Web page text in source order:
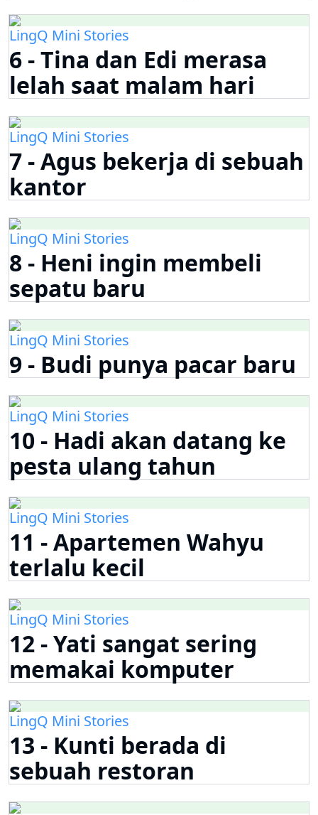
LingQ Mini Stories
6 - Tina dan Edi merasa
lelah saat malam hari
LingQ Mini Stories
7 - Agus bekerja di sebuah
kantor
LingQ Mini Stories
8 - Heni ingin membeli
sepatu baru
LingQ Mini Stories
9 - Budi punya pacar baru
LingQ Mini Stories
10 - Hadi akan datang ke
pesta ulang tahun
LingQ Mini Stories
11 - Apartemen Wahyu
terlalu kecil
LingQ Mini Stories
12 - Yati sangat sering
memakai komputer
LingQ Mini Stories
13 - Kunti berada di
sebuah restoran